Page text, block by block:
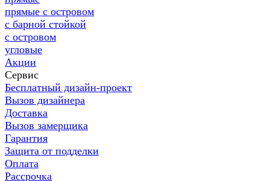
прямые с островом
с барной стойкой
с островом
угловые
Акции
Сервис
Бесплатный дизайн-проект
Вызов дизайнера
Доставка
Вызов замерщика
Гарантия
Защита от подделки
Оплата
Рассрочка